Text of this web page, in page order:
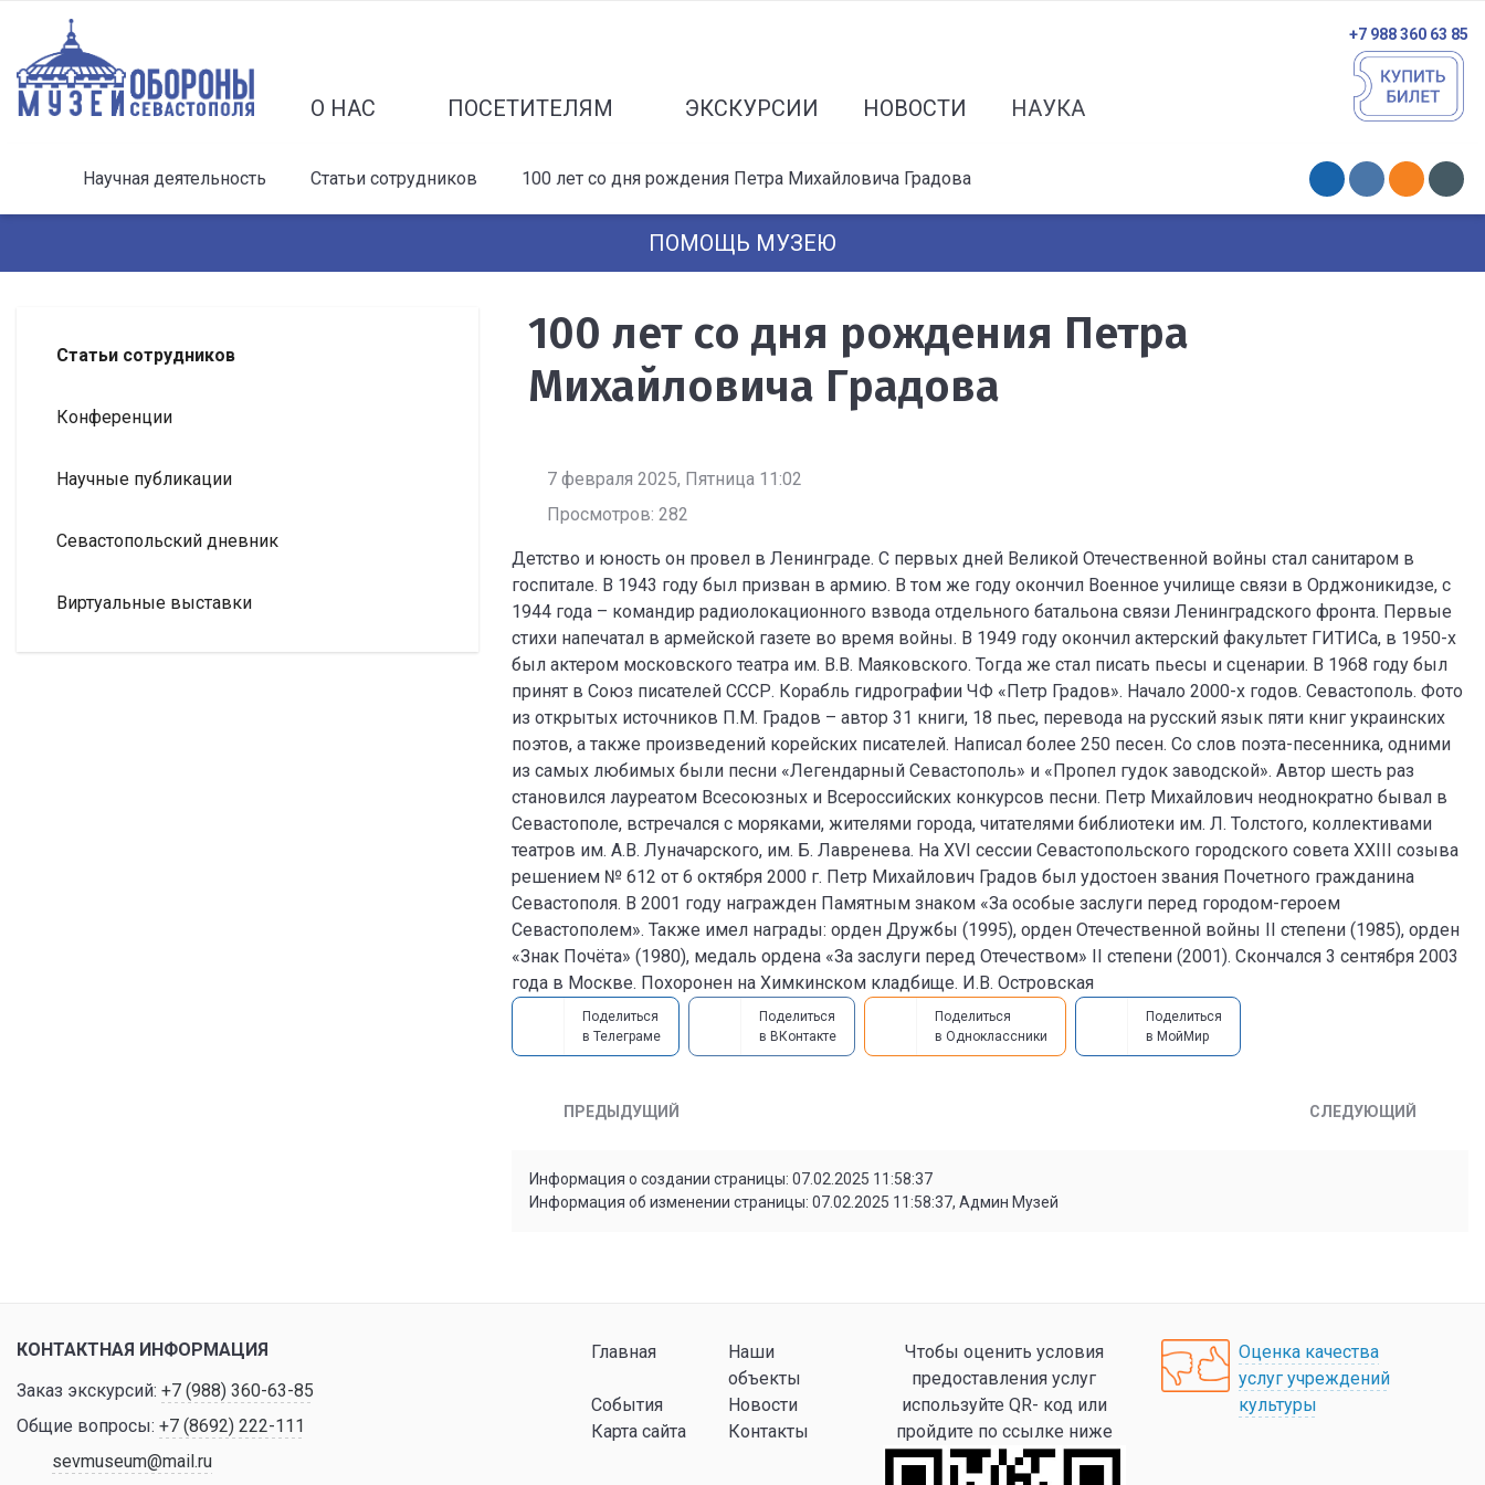
О НАС ПОСЕТИТЕЛЯМ ЭКСКУРСИИ НОВОСТИ НАУКА
+7 988 360 63 85
Научная деятельность Статьи сотрудников 100 лет со дня рождения Петра Михайловича Градова
ПОМОЩЬ МУЗЕЮ
Статьи сотрудников
Конференции
Научные публикации
Севастопольский дневник
Виртуальные выставки
100 лет со дня рождения Петра
Михайловича Градова
7 февраля 2025, Пятница 11:02
Просмотров: 282
Детство и юность он провел в Ленинграде. С первых дней Великой Отечественной войны стал санитаром в
госпитале. В 1943 году был призван в армию. В том же году окончил Военное училище связи в Орджоникидзе, с
1944 года – командир радиолокационного взвода отдельного батальона связи Ленинградского фронта. Первые
стихи напечатал в армейской газете во время войны. В 1949 году окончил актерский факультет ГИТИСа, в 1950-х
был актером московского театра им. В.В. Маяковского. Тогда же стал писать пьесы и сценарии. В 1968 году был
принят в Союз писателей СССР. Корабль гидрографии ЧФ «Петр Градов». Начало 2000-х годов. Севастополь. Фото
из открытых источников П.М. Градов – автор 31 книги, 18 пьес, перевода на русский язык пяти книг украинских
поэтов, а также произведений корейских писателей. Написал более 250 песен. Со слов поэта-песенника, одними
из самых любимых были песни «Легендарный Севастополь» и «Пропел гудок заводской». Автор шесть раз
становился лауреатом Всесоюзных и Всероссийских конкурсов песни. Петр Михайлович неоднократно бывал в
Севастополе, встречался с моряками, жителями города, читателями библиотеки им. Л. Толстого, коллективами
театров им. А.В. Луначарского, им. Б. Лавренева. На XVI сессии Севастопольского городского совета XXIII созыва
решением № 612 от 6 октября 2000 г. Петр Михайлович Градов был удостоен звания Почетного гражданина
Севастополя. В 2001 году награжден Памятным знаком «За особые заслуги перед городом-героем
Севастополем». Также имел награды: орден Дружбы (1995), орден Отечественной войны II степени (1985), орден
«Знак Почёта» (1980), медаль ордена «За заслуги перед Отечеством» II степени (2001). Скончался 3 сентября 2003
года в Москве. Похоронен на Химкинском кладбище. И.В. Островская
Поделиться
в Телеграме
Поделиться
в ВКонтакте
Поделиться
в Одноклассники
Поделиться
в МойМир
ПРЕДЫДУЩИЙ СЛЕДУЮЩИЙ
Информация о создании страницы: 07.02.2025 11:58:37
Информация об изменении страницы: 07.02.2025 11:58:37, Админ Музей
КОНТАКТНАЯ ИНФОРМАЦИЯ
Заказ экскурсий: +7 (988) 360-63-85
Общие вопросы: +7 (8692) 222-111
sevmuseum@mail.ru
Главная
Наши
объекты
События
Новости
Карта сайта
Контакты
Чтобы оценить условия
предоставления услуг
используйте QR- код или
пройдите по ссылке ниже
Оценка качества
услуг учреждений
культуры